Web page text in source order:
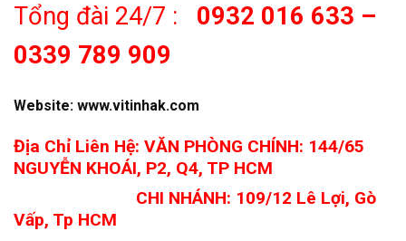
Tổng đài 24/7 :
0932 016 633 –
0339 789 909
Website: www.vitinhak.com
Địa Chỉ Liên Hệ: VĂN PHÒNG CHÍNH: 144/65
NGUYỄN KHOÁI, P2, Q4, TP HCM
CHI NHÁNH: 109/12 Lê Lợi, Gò
Vấp, Tp HCM